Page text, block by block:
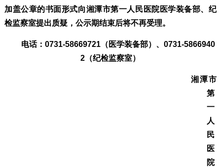
加盖公章的书面形式向湘潭市第一人民医院医学装备部、纪
检监察室提出质疑，公示期结束后将不再受理。
电话：0731-58669721（医学装备部）、0731-5866940
2（纪检监察室）
湘潭市
第
一
人
民
医
院